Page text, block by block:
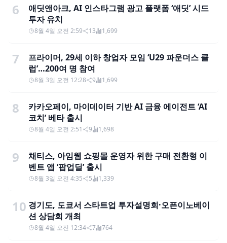
6
애딧앤아크, AI 인스타그램 광고 플랫폼 ‘애딧’ 시드
투자 유치
8월 4일 오전 2:59 13 1,699
7
프라이머, 29세 이하 창업자 모임 ‘U29 파운더스 클
럽’…200여 명 참여
8월 3일 오전 12:28 9 1,699
8
카카오페이, 마이데이터 기반 AI 금융 에이전트 ‘AI
코치’ 베타 출시
8월 4일 오전 2:51 9 1,698
9
채티스, 아임웹 쇼핑몰 운영자 위한 구매 전환형 이
벤트 앱 ‘팝업딜’ 출시
8월 3일 오전 4:35 5 1,339
10 경기도, 도쿄서 스타트업 투자설명회·오픈이노베이
션 상담회 개최
8월 4일 오전 12:34 7 764